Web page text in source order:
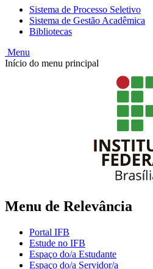
Sistema de Processo Seletivo
Sistema de Gestão Acadêmica
Bibliotecas
Menu
Início do menu principal
Menu de Relevância
Portal IFB
Estude no IFB
Espaço do/a Estudante
Espaço do/a Servidor/a